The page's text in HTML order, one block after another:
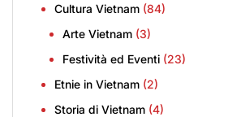
Cultura Vietnam (84)
Arte Vietnam (3)
Festività ed Eventi (23)
Etnie in Vietnam (2)
Storia di Vietnam (4)